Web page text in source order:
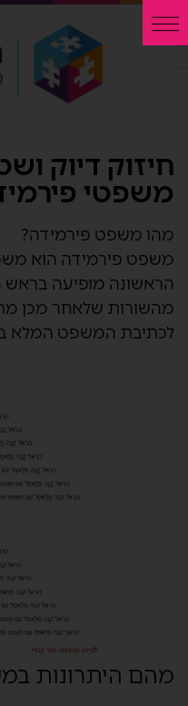
חיזוק דיוק
משפטי
מהו משפט פירמידה?
משפט פירמידה הוא
הראשונה מופיעה בראש
מהשורות שלאחר מכן
לכתיבת המשפט המלא
מהם היתרונות